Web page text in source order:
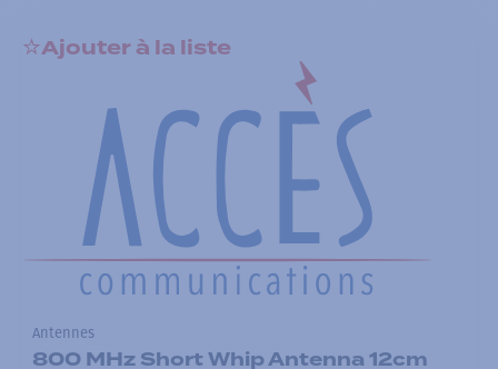
Ajouter à la liste
Antennes
800 MHz Short Whip Antenna 12cm